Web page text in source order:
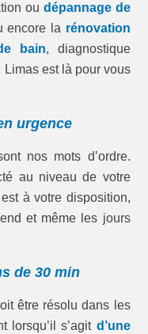
ou dépannage de
encore la rénovation
bain, diagnostique
est là pour vous
urgence
nos mots d’ordre.
au niveau de votre
à votre disposition,
et même les jours
de 30 min
être résolu dans les
lorsqu’il s’agit d’une